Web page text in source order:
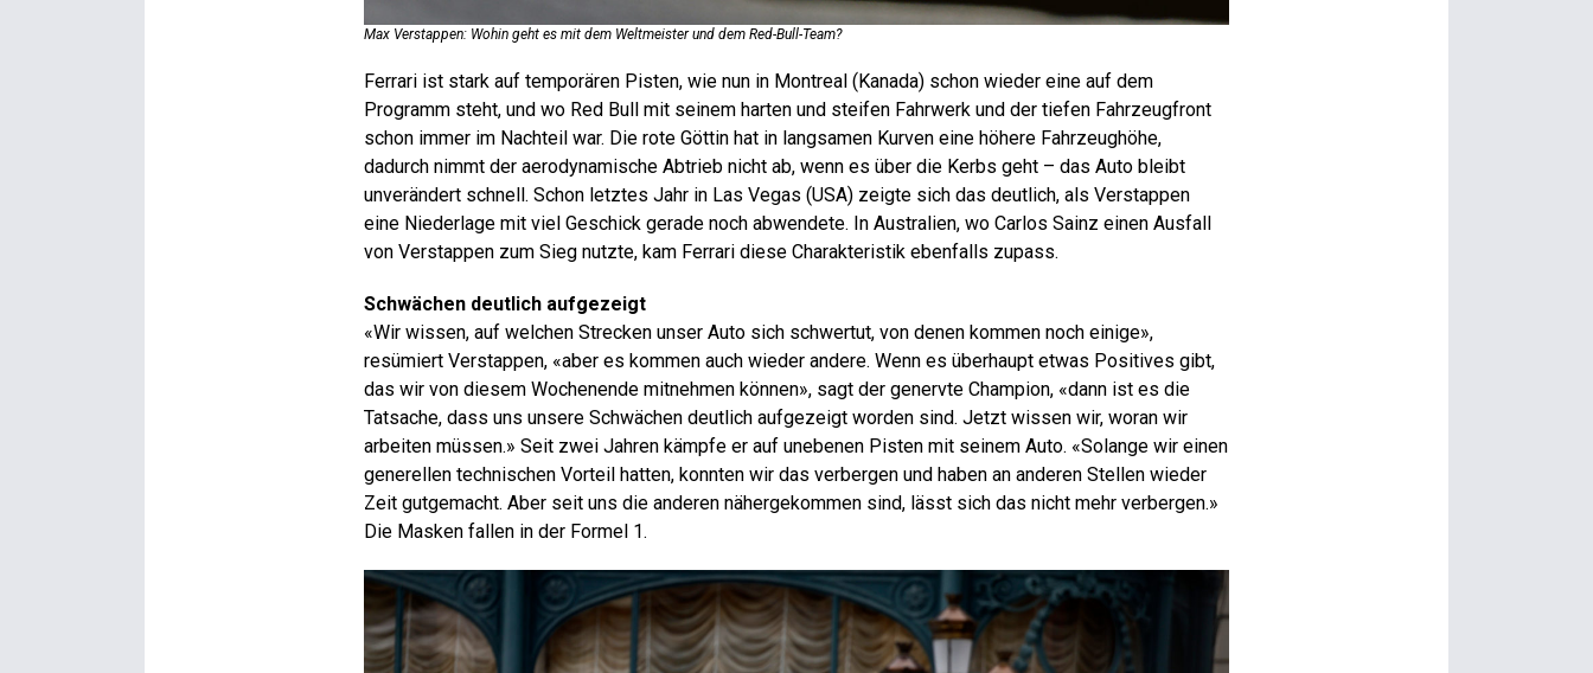
Max Verstappen: Wohin geht es mit dem ­Weltmeister und dem Red-Bull-Team?
Ferrari ist stark auf temporären Pisten, wie nun in Montreal (Kanada) schon wieder eine auf dem
Programm steht, und wo Red Bull mit seinem harten und steifen Fahrwerk und der tiefen Fahrzeugfront
schon immer im Nachteil war. Die rote Göttin hat in langsamen Kurven eine höhere Fahrzeughöhe,
dadurch nimmt der aerodynamische Abtrieb nicht ab, wenn es über die Kerbs geht – das Auto bleibt
unverändert schnell. Schon letztes Jahr in Las Vegas (USA) zeigte sich das deutlich, als Verstappen
eine Niederlage mit viel Geschick gerade noch abwendete. In Australien, wo Carlos Sainz ­einen Ausfall
von Verstappen zum Sieg nutzte, kam Ferrari diese Charakteristik ebenfalls zupass.
Schwächen deutlich aufgezeigt
«Wir wissen, auf welchen Strecken unser Auto sich schwertut, von denen kommen noch einige»,
resümiert Verstappen, «aber es kommen auch wieder andere. Wenn es überhaupt etwas Positives gibt,
das wir von diesem Wochenende mitnehmen können», sagt der genervte Champion, «dann ist es die
Tatsache, dass uns unsere Schwächen deutlich aufgezeigt worden sind. Jetzt wissen wir, woran wir
arbeiten müssen.» Seit zwei Jahren kämpfe er auf unebenen Pisten mit seinem Auto. «Solange wir einen
generellen technischen Vorteil hatten, konnten wir das verbergen und haben an anderen Stellen wieder
Zeit gutgemacht. Aber seit uns die anderen nähergekommen sind, lässt sich das nicht mehr verbergen.»
Die Masken fallen in der Formel 1.